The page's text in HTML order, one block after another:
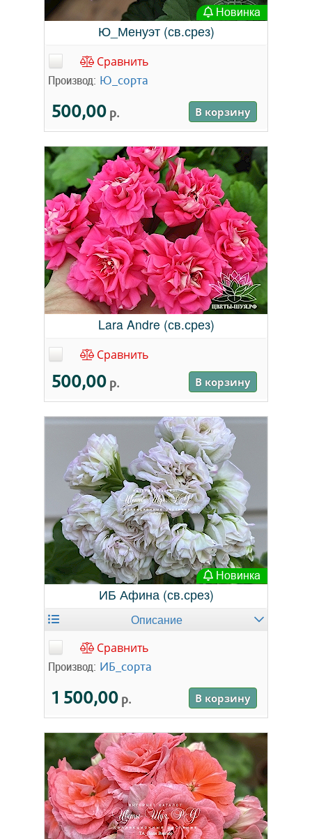
Новинка
Ю_Менуэт (св.срез)
Сравнить
Производ: Ю_сорта
500,00 р. В корзину
Lara Andre (св.срез)
Сравнить
500,00 р. В корзину
Новинка
ИБ Афина (св.срез)
Описание
Сравнить
Производ: ИБ_сорта
1 500,00 р. В корзину